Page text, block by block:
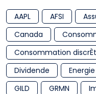
AAPL AFSI
Canada
Consommation
Dividende
Energie
GILD
GRMN